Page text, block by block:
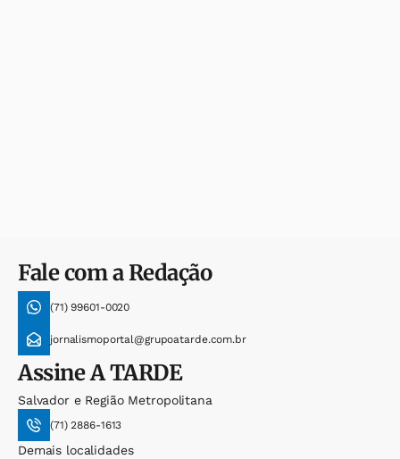
Fale com a Redação
(71) 99601-0020
jornalismoportal@grupoatarde.com.br
AssineA TARDE
Salvador e Região Metropolitana
(71) 2886-1613
Demais localidades